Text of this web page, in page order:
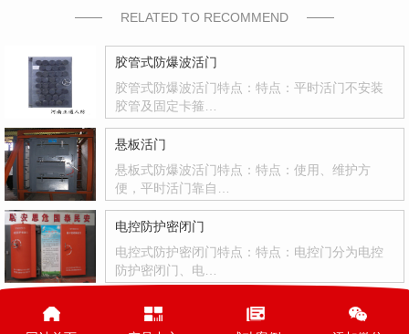
RELATED TO RECOMMEND
胶管式防爆波活门
胶管式防爆波活门特点：特点：平时活门不安装
胶管及固定卡箍…
悬板活门
悬板式防爆波活门特点：特点：使用、维护方
便，平时活门靠自…
电控防护密闭门
电控式防护密闭门特点：特点：电控门分为电控
防护密闭门、电…